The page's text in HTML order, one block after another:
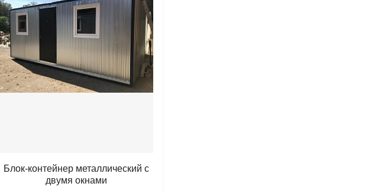
Блок-контейнер металлический с
двумя окнами